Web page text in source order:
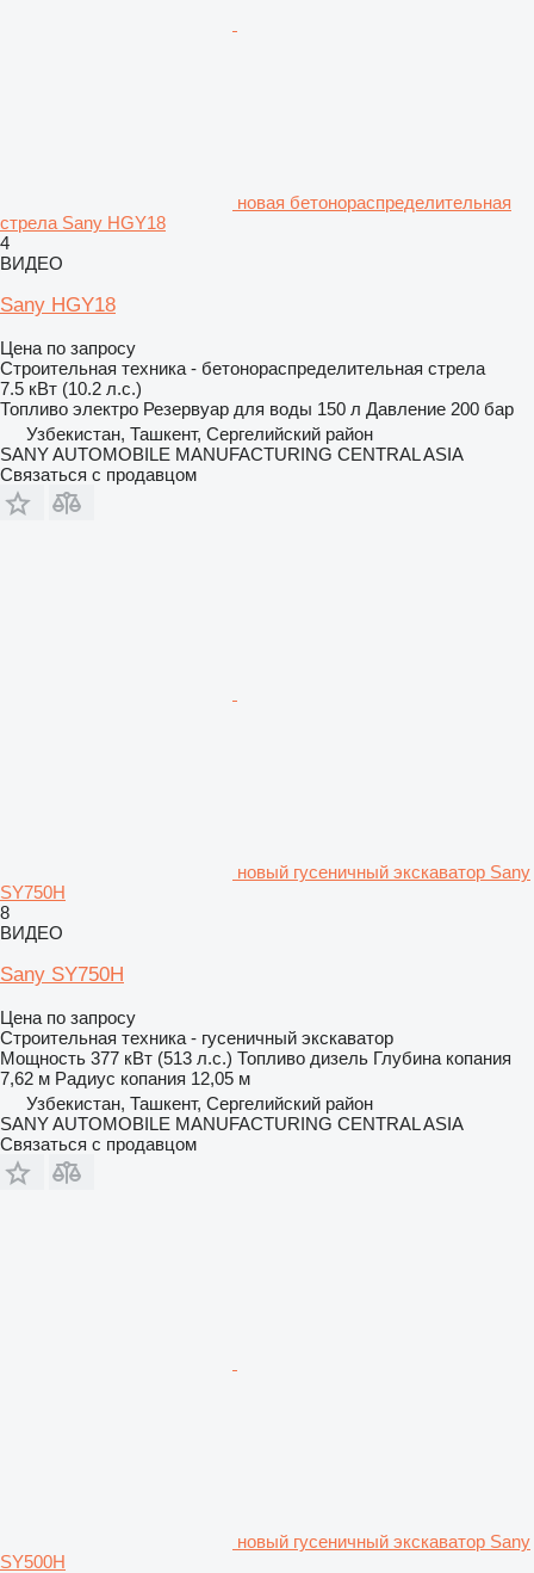
новая бетонораспределительная
стрела Sany HGY18
4
ВИДЕО
Sany HGY18
Цена по запросу
Строительная техника - бетонораспределительная стрела
7.5 кВт (10.2 л.с.)
Топливо электро Резервуар для воды 150 л Давление 200 бар
Узбекистан, Ташкент, Сергелийский район
SANY AUTOMOBILE MANUFACTURING CENTRAL ASIA
Связаться с продавцом
новый гусеничный экскаватор Sany
SY750H
8
ВИДЕО
Sany SY750H
Цена по запросу
Строительная техника - гусеничный экскаватор
Мощность 377 кВт (513 л.с.) Топливо дизель Глубина копания
7,62 м Радиус копания 12,05 м
Узбекистан, Ташкент, Сергелийский район
SANY AUTOMOBILE MANUFACTURING CENTRAL ASIA
Связаться с продавцом
новый гусеничный экскаватор Sany
SY500H